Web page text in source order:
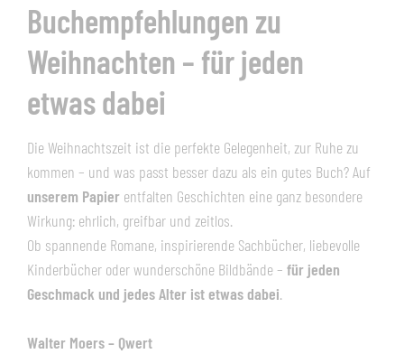
Buchempfehlungen zu
Weihnachten – für jeden
etwas dabei
Die Weihnachtszeit ist die perfekte Gelegenheit, zur Ruhe zu
kommen – und was passt besser dazu als ein gutes Buch? Auf
unserem Papier entfalten Geschichten eine ganz besondere
Wirkung: ehrlich, greifbar und zeitlos.
Ob spannende Romane, inspirierende Sachbücher, liebevolle
Kinderbücher oder wunderschöne Bildbände – für jeden
Geschmack und jedes Alter ist etwas dabei.
Walter Moers – Qwert